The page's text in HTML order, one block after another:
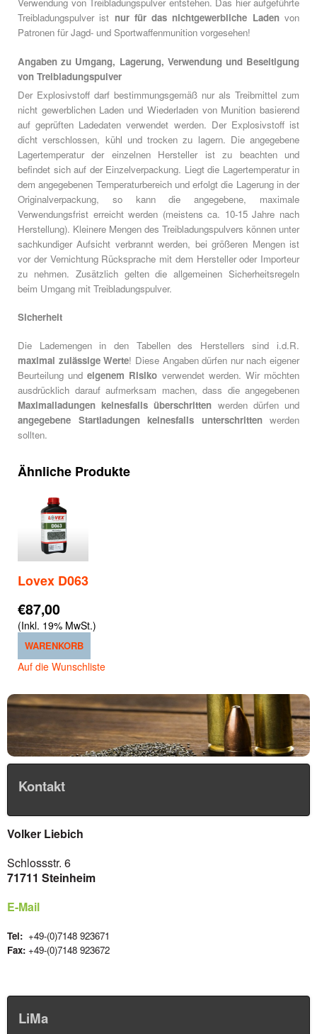
Treibladungspulver ist nur für das nichtgewerbliche Ladenvon
Patronen für Jagd- und Sportwaffenmunition vorgesehen!
Angaben zu Umgang, Lagerung, Verwendung und Beseitigung
von Treibladungspulver
Der Explosivstoff darf bestimmungsgemäß nur als Treibmittel zum
nicht gewerblichen Laden und Wiederladen von Munition basierend
auf geprüften Ladedaten verwendet werden. Der Explosivstoff ist
dicht verschlossen, kühl und trocken zu lagern. Die angegebene
Lagertemperatur der einzelnen Hersteller ist zu beachten und
befindet sich auf der Einzelverpackung. Liegt die Lagertemperatur in
dem angegebenen Temperaturbereich und erfolgt die Lagerung in der
Originalverpackung, so kann die angegebene, maximale
Verwendungsfrist erreicht werden (meistens ca. 10-15 Jahre nach
Herstellung). Kleinere Mengen des Treibladungspulvers können unter
sachkundiger Aufsicht verbrannt werden, bei größeren Mengen ist
vor der Vernichtung Rücksprache mit dem Hersteller oder Importeur
zu nehmen. Zusätzlich gelten die allgemeinen Sicherheitsregeln
beim Umgang mit Treibladungspulver.
Sicherheit
Die Lademengen in den Tabellen des Herstellers sind i.d.R.
maximal zulässige Werte! Diese Angaben dürfen nur nach eigener
Beurteilung undeigenem Risiko verwendet werden. Wir möchten
ausdrücklich darauf aufmerksam machen, dass die angegebenen
Maximalladungen keinesfalls überschritten werden dürfen und
angegebene Startladungen keinesfalls unterschrittenwerden
sollten.
Ähnliche Produkte
Lovex D063
€87,00
(Inkl. 19% MwSt.)
WARENKORB
Auf die Wunschliste
Kontakt
Volker Liebich
Schlossstr. 6
71711 Steinheim
E-Mail
Tel: +49-(0)7148 923671
Fax: +49-(0)7148 923672
LiMa